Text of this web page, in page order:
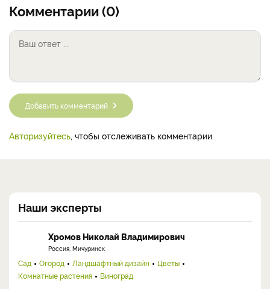
Комментарии (0)
Добавить комментарий
Авторизуйтесь, чтобы отслеживать комментарии.
Наши эксперты
Хромов Николай Владимирович
Россия, Мичуринск
Сад Огород Ландшафтный дизайн
Цветы
Комнатные растения
Виноград